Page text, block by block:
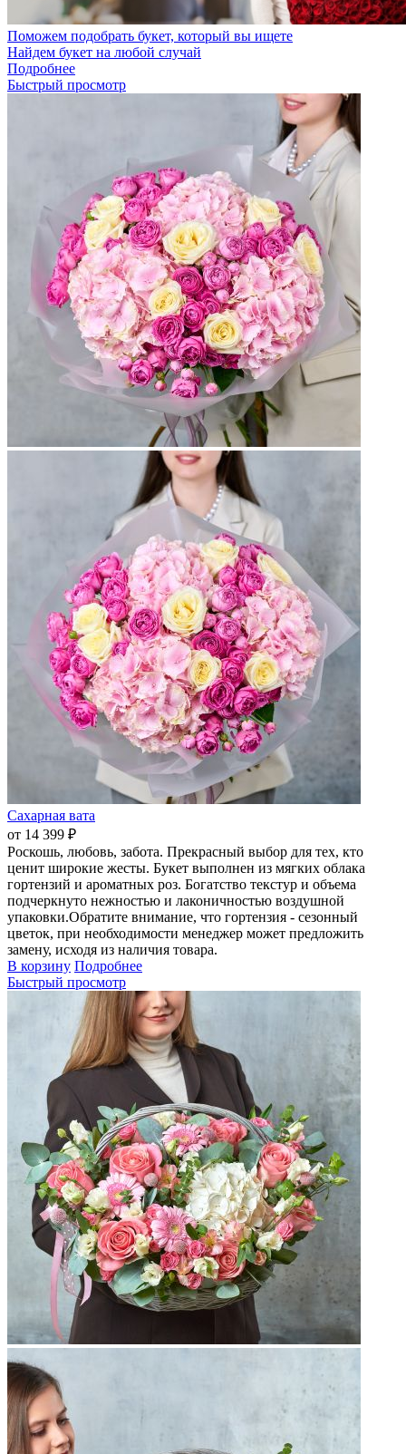
Поможем подобрать букет, который вы ищете
Найдем букет на любой случай
Подробнее
Быстрый просмотр
Сахарная вата
от 14 399 ₽
Роскошь, любовь, забота. Прекрасный выбор для тех, кто
ценит широкие жесты. Букет выполнен из мягких облака
гортензий и ароматных роз. Богатство текстур и объема
подчеркнуто нежностью и лаконичностью воздушной
упаковки.Обратите внимание, что гортензия - сезонный
цветок, при необходимости менеджер может предложить
замену, исходя из наличия товара.
В корзину Подробнее
Быстрый просмотр